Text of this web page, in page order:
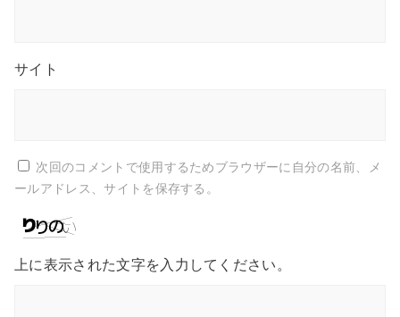
サイト
次回のコメントで使用するためブラウザーに自分の名前、メ
ールアドレス、サイトを保存する。
上に表示された文字を入力してください。